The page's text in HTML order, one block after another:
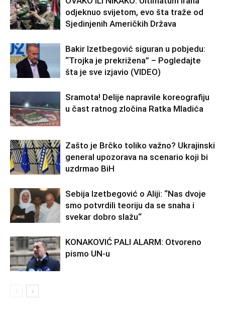
odjeknuo svijetom, evo šta traže od
Sjedinjenih Američkih Država
Bakir Izetbegović siguran u pobjedu:
“Trojka je prekrižena” – Pogledajte
šta je sve izjavio (VIDEO)
Sramota! Delije napravile koreografiju
u čast ratnog zločina Ratka Mladića
Zašto je Brčko toliko važno? Ukrajinski
general upozorava na scenario koji bi
uzdrmao BiH
Sebija Izetbegović o Aliji: “Nas dvoje
smo potvrdili teoriju da se snaha i
svekar dobro slažu“
KONAKOVIĆ PALI ALARM: Otvoreno
pismo UN-u